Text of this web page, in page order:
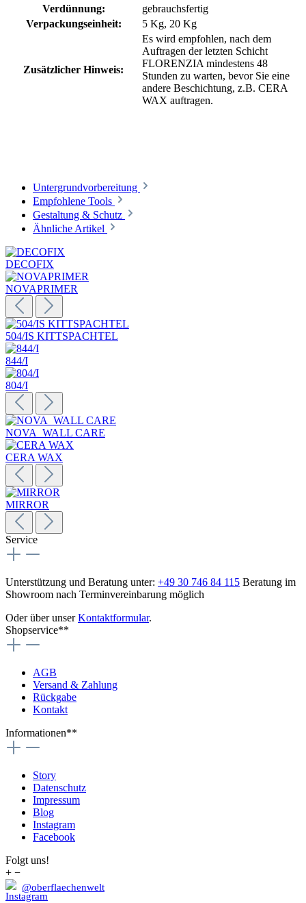
Verdünnung:
gebrauchsfertig
Verpackungseinheit:
5 Kg, 20 Kg
Zusätzlicher Hinweis:
Es wird empfohlen, nach dem
Auftragen der letzten Schicht
FLORENZIA mindestens 48
Stunden zu warten, bevor Sie eine
andere Beschichtung, z.B. CERA
WAX auftragen.
Untergrundvorbereitung
Empfohlene Tools
Gestaltung & Schutz
Ähnliche Artikel
DECOFIX
NOVAPRIMER
504/IS KITTSPACHTEL
844/I
804/I
NOVA_WALL CARE
CERA WAX
MIRROR
Service
Unterstützung und Beratung unter: +49 30 746 84 115 Beratung im
Showroom nach Terminvereinbarung möglich
Oder über unserKontaktformular.
Shopservice**
AGB
Versand & Zahlung
Rückgabe
Kontakt
Informationen**
Story
Datenschutz
Impressum
Blog
Instagram
Facebook
Folgt uns!
+ −
@oberflaechenwelt